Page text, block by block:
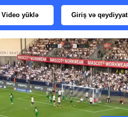
Video yüklə Giriş və qeydiyyat